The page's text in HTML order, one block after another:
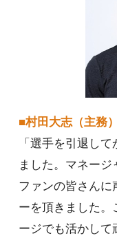
■村田大志（主務）
「選手を引退し
ました。マネー
ファンの皆さんに
ーを頂きました。
ージでも活かして